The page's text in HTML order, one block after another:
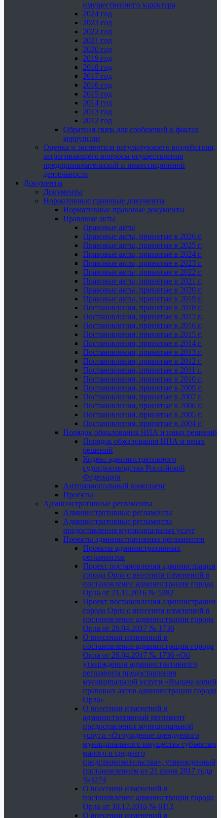
имущественного характера
2024 год
2023 год
2022 год
2021 год
2020 год
2019 год
2018 год
2017 год
2016 год
2015 год
2014 год
2013 год
2012 год
Обратная связь для сообщений о фактах
коррупции
Оценка и экспертиза регулирующего воздействия,
затрагивающего вопросы осуществления
предпринимательской и инвестиционной
деятельности
Документы
Документы
Нормативные правовые документы
Нормативные правовые документы
Правовые акты
Правовые акты
Правовые акты, принятые в 2026 г.
Правовые акты, принятые в 2025 г.
Правовые акты, принятые в 2024 г.
Правовые акты, принятые в 2023 г.
Правовые акты, принятые в 2022 г.
Правовые акты, принятые в 2021 г.
Правовые акты, принятые в 2020 г.
Правовые акты, принятые в 2019 г.
Постановления, принятые в 2018 г.
Постановления, принятые в 2017 г.
Постановления, принятые в 2016 г.
Постановления, принятые в 2015 г.
Постановления, принятые в 2014 г.
Постановления, принятые в 2013 г.
Постановления, принятые в 2012 г.
Постановления, принятые в 2011 г.
Постановления, принятые в 2010 г.
Постановления, принятые в 2009 г.
Постановления, принятые в 2007 г.
Постановления, принятые в 2006 г.
Постановления, принятые в 2005 г.
Постановления, принятые в 2004 г.
Порядок обжалования НПА и иных решений
Порядок обжалования НПА и иных
решений
Кодекс административного
судопроизводства Российской
Федерации
Антимонопольный комплаенс
Проекты
Административные регламенты
Административные регламенты
Административные регламенты
предоставления муниципальных услуг
Проекты административных регламентов
Проекты административных
регламентов
Проект постановления администрации
города Орла о внесении изменений в
постановление администрации города
Орла от 21.11.2016 № 5282
Проект постановления администрации
города Орла о внесении изменений в
постановление администрации города
Орла от 26.04.2017 № 1736
О внесении изменений в
постановление администрации города
Орла от 26.04.2017 № 1736 «Об
утверждении административного
регламента предоставления
муниципальной услуги «Выдача копий
правовых актов администрации города
Орла»
О внесении изменений в
административный регламент
предоставления муниципальной
услуги «Отчуждение арендуемого
муниципального имущества субъектам
малого и среднего
предпринимательства», утвержденный
постановлением от 21 июля 2017 года
№3274
О внесении изменений в
постановление администрации города
Орла от 30.12.2016 № 6112
О внесении изменений в